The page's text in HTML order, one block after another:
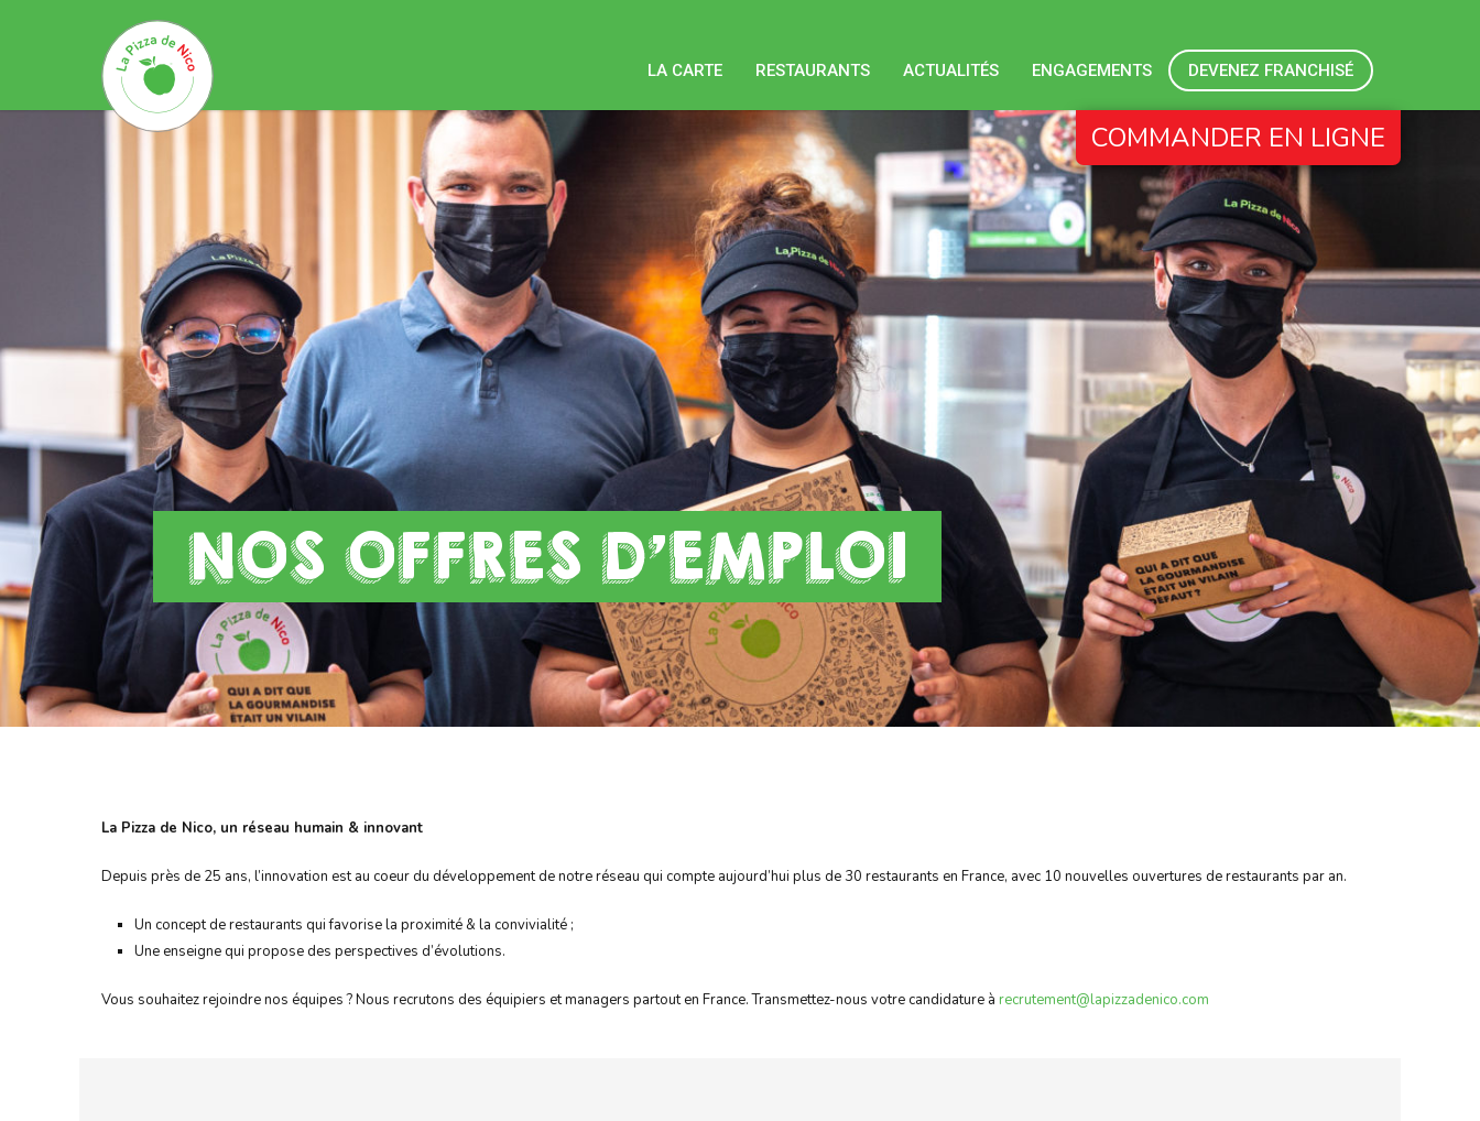
LA CARTE RESTAURANTS ACTUALITÉS ENGAGEMENTS DEVENEZ FRANCHISÉ
COMMANDER EN LIGNE
NOS OFFRES D'EMPLOI
La Pizza de Nico, un réseau humain & innovant
Depuis près de 25 ans, l’innovation est au coeur du développement de notre réseau qui compte aujourd’hui plus de 30 restaurants en France, avec 10 nouvelles ouvertures de restaurants par an.
Un concept de restaurants qui favorise la proximité & la convivialité ;
Une enseigne qui propose des perspectives d’évolutions.
Vous souhaitez rejoindre nos équipes ? Nous recrutons des équipiers et managers partout en France. Transmettez-nous votre candidature à recrutement@lapizzadenico.com